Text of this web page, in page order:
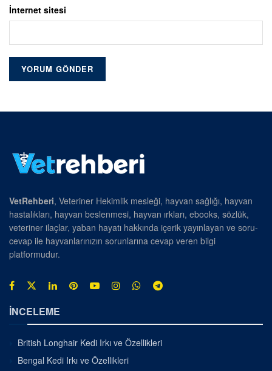
İnternet sitesi
VetRehberi, Veteriner Hekimlik mesleği, hayvan sağlığı, hayvan
hastalıkları, hayvan beslenmesi, hayvan ırkları, ebooks, sözlük,
veteriner ilaçlar, yaban hayatı hakkında içerik yayınlayan ve soru-
cevap ile hayvanlarınızın sorunlarına cevap veren bilgi
platformudur.
İNCELEME
British Longhair Kedi Irkı ve Özellikleri
Bengal Kedi Irkı ve Özellikleri